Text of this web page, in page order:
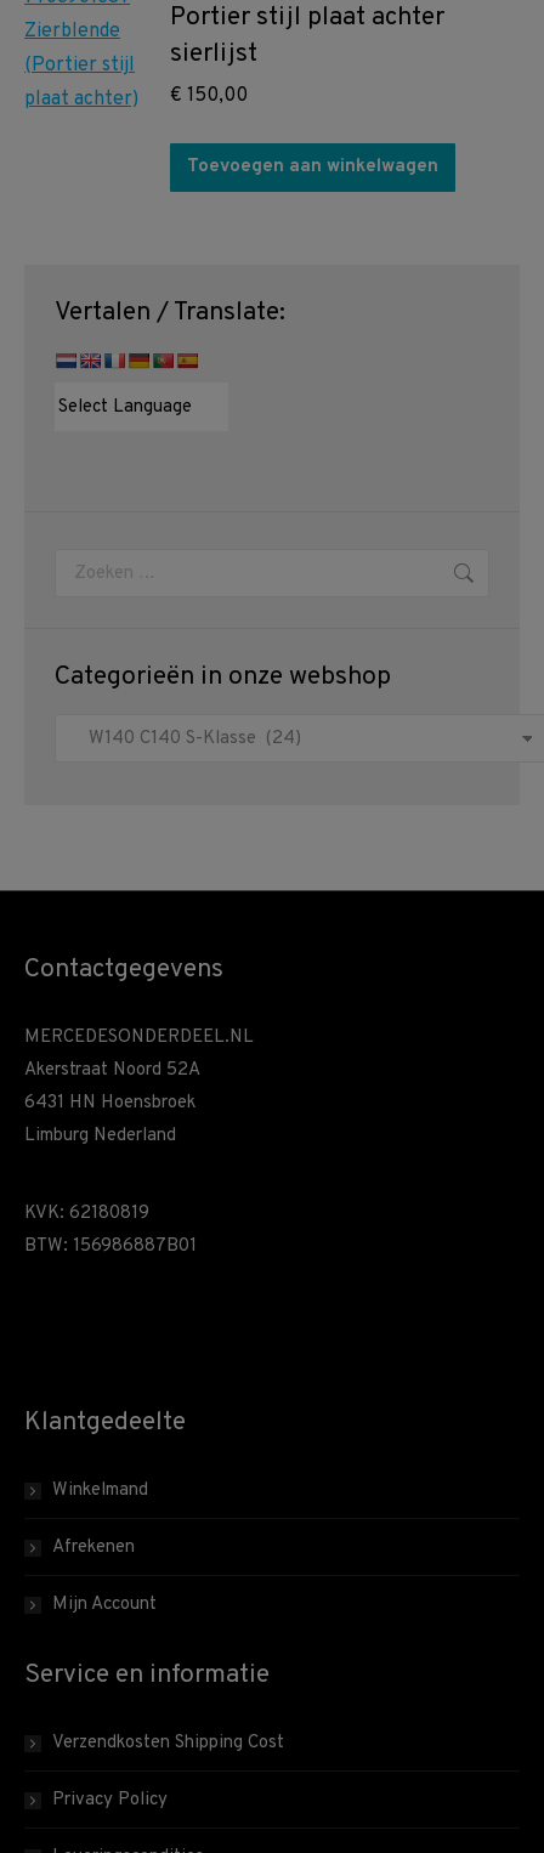
Portier stijl plaat achter
sierlijst
€ 150,00
Toevoegen aan winkelwagen
Vertalen / Translate:
Zoeken:
Categorieën in onze webshop
Contactgegevens
MERCEDESONDERDEEL.NL
Akerstraat Noord 52A
6431 HN Hoensbroek
Limburg Nederland
KVK: 62180819
BTW: 156986887B01
Klantgedeelte
Winkelmand
Afrekenen
Mijn Account
Service en informatie
Verzendkosten Shipping Cost
Privacy Policy